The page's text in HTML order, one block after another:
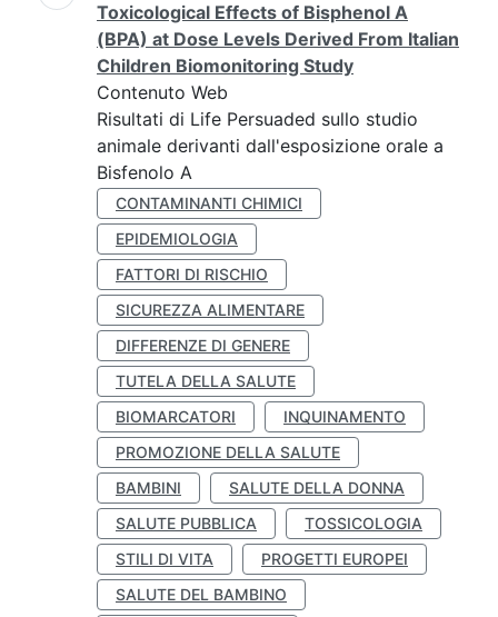
Toxicological Effects of Bisphenol A
(BPA) at Dose Levels Derived From Italian
Children Biomonitoring Study
Contenuto Web
Risultati di Life Persuaded sullo studio
animale derivanti dall'esposizione orale a
Bisfenolo A
CONTAMINANTI CHIMICI
EPIDEMIOLOGIA
FATTORI DI RISCHIO
SICUREZZA ALIMENTARE
DIFFERENZE DI GENERE
TUTELA DELLA SALUTE
BIOMARCATORI
INQUINAMENTO
PROMOZIONE DELLA SALUTE
BAMBINI
SALUTE DELLA DONNA
SALUTE PUBBLICA
TOSSICOLOGIA
STILI DI VITA
PROGETTI EUROPEI
SALUTE DEL BAMBINO